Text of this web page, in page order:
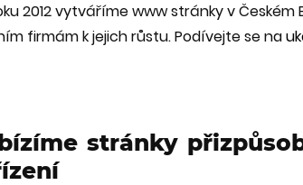
2012 vytváříme www stránky v
firmám k jejich růstu. Podívejte se na
stránky